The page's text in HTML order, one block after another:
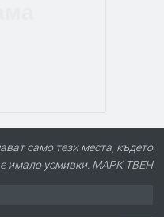
само тези места, където
имало усмивки. МАРК ТВЕН